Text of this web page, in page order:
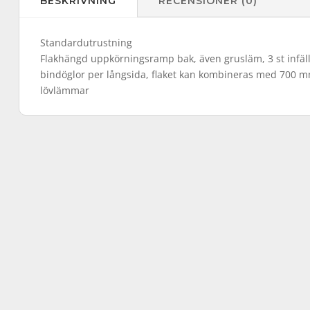
Standardutrustning
Flakhängd uppkörningsramp bak, även grusläm, 3 st
bindöglor per långsida, flaket kan kombineras med 700
lövlämmar